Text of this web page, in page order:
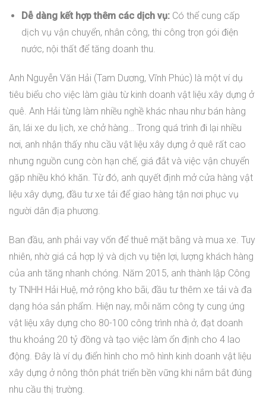
Dễ dàng kết hợp thêm các dịch vụ:Có thể cung cấp
dịch vụ vận chuyển, nhân công, thi công trọn gói điện
nước, nội thất để tăng doanh thu.
Anh Nguyễn Văn Hải (Tam Dương, Vĩnh Phúc) là một ví dụ
tiêu biểu cho việc làm giàu từ kinh doanh vật liệu xây dựng ở
quê. Anh Hải từng làm nhiều nghề khác nhau như bán hàng
ăn, lái xe du lịch, xe chở hàng… Trong quá trình đi lại nhiều
nơi, anh nhận thấy nhu cầu vật liệu xây dựng ở quê rất cao
nhưng nguồn cung còn hạn chế, giá đắt và việc vận chuyển
gặp nhiều khó khăn. Từ đó, anh quyết định mở cửa hàng vật
liệu xây dựng, đầu tư xe tải để giao hàng tận nơi phục vụ
người dân địa phương.
Ban đầu, anh phải vay vốn để thuê mặt bằng và mua xe. Tuy
nhiên, nhờ giá cả hợp lý và dịch vụ tiện lợi, lượng khách hàng
của anh tăng nhanh chóng. Năm 2015, anh thành lập Công
ty TNHH Hải Huệ, mở rộng kho bãi, đầu tư thêm xe tải và đa
dạng hóa sản phẩm. Hiện nay, mỗi năm công ty cung ứng
vật liệu xây dựng cho 80-100 công trình nhà ở, đạt doanh
thu khoảng 20 tỷ đồng và tạo việc làm ổn định cho 4 lao
động. Đây là ví dụ điển hình cho mô hình kinh doanh vật liệu
xây dựng ở nông thôn phát triển bền vững khi nắm bắt đúng
nhu cầu thị trường.